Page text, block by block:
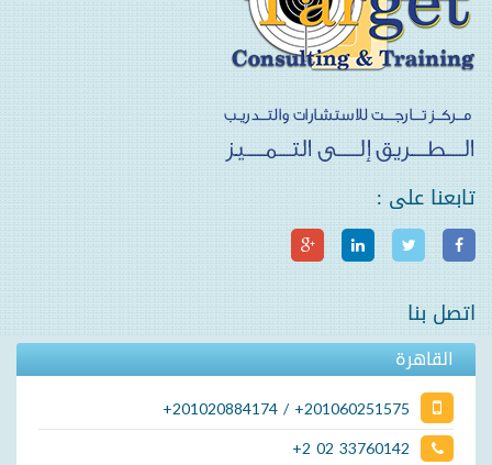
تابعنا على :
اتصل بنا
القاهرة
+201020884174 / +201060251575
+2 02 33760142